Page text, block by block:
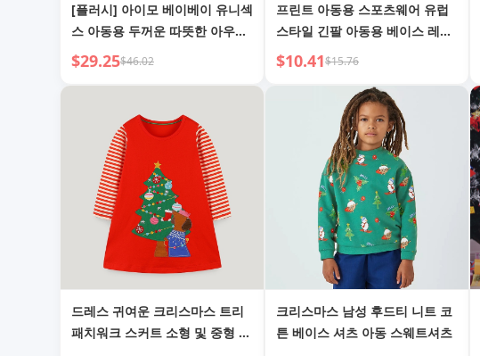
[플러시] 아이모 베이베이 유니섹
스 아동용 두꺼운 따뜻한 아우터
웨어 패셔너블 루즈핏 야외 후드
스키 재킷
$29.25$46.02
프린트 아동용 스포츠웨어 유럽
스타일 긴팔 아동용 베이스 레이
어
$10.41$15.76
드레스 귀여운 크리스마스 트리
패치워크 스커트 소형 및 중형 유
크리스마스 남성 후드티 니트 코
튼 베이스 셔츠 아동 스웨트셔츠